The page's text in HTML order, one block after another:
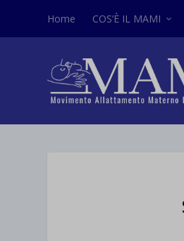
Home COS’È IL MAMI